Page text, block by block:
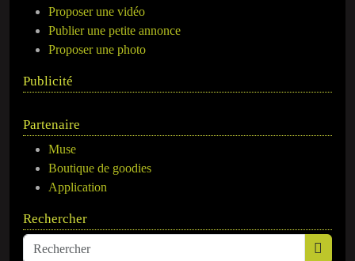
Proposer une vidéo
Publier une petite annonce
Proposer une photo
Publicité
Partenaire
Muse
Boutique de goodies
Application
Rechercher